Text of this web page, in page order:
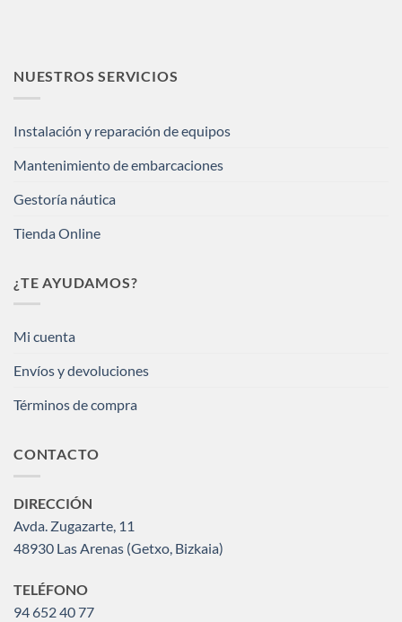
NUESTROS SERVICIOS
Instalación y reparación de equipos
Mantenimiento de embarcaciones
Gestoría náutica
Tienda Online
¿TE AYUDAMOS?
Mi cuenta
Envíos y devoluciones
Términos de compra
CONTACTO
DIRECCIÓN
Avda. Zugazarte, 11
48930 Las Arenas (Getxo, Bizkaia)
TELÉFONO
94 652 40 77